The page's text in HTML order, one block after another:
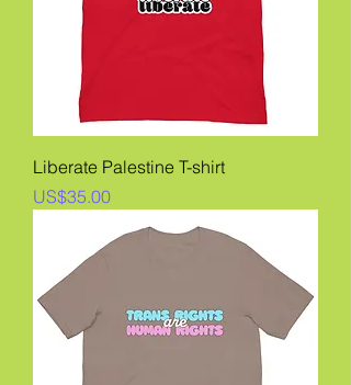
Liberate Palestine T-shirt
價格
US$35.00